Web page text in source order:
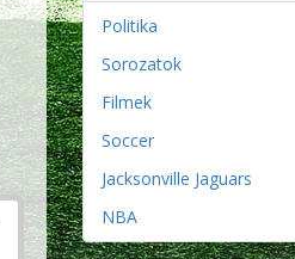
Politika
Sorozatok
Filmek
Soccer
Jacksonville Jaguars
NBA